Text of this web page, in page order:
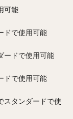
可能
ドで使用可能
ードで使用可能
ドで使用可能
スタンダードで使